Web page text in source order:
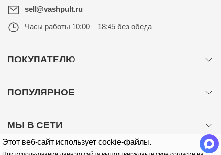
Этот веб-сайт использует cookie-файлы.
sell@vashpult.ru
Часы работы 10:00 – 18:45 без обеда
ПОКУПАТЕЛЮ
ПОПУЛЯРНОЕ
МЫ В СЕТИ